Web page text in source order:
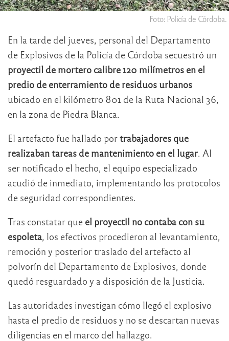
Foto: Policía de Córdoba.
En la tarde del jueves, personal del Departamento
de Explosivos de la Policía de Córdoba secuestró un
proyectil de mortero calibre 120 milímetros en el
predio de enterramiento de residuos urbanos
ubicado en el kilómetro 801 de la Ruta Nacional 36,
en la zona de Piedra Blanca.
El artefacto fue hallado portrabajadores que
realizaban tareas de mantenimiento en el lugar . Al
ser notificado el hecho, el equipo especializado
acudió de inmediato, implementando los protocolos
de seguridad correspondientes.
Tras constatar que el proyectil no contaba con su
espoleta , los efectivos procedieron al levantamiento,
remoción y posterior traslado del artefacto al
polvorín del Departamento de Explosivos, donde
quedó resguardado y a disposición de la Justicia.
Las autoridades investigan cómo llegó el explosivo
hasta el predio de residuos y no se descartan nuevas
diligencias en el marco del hallazgo.